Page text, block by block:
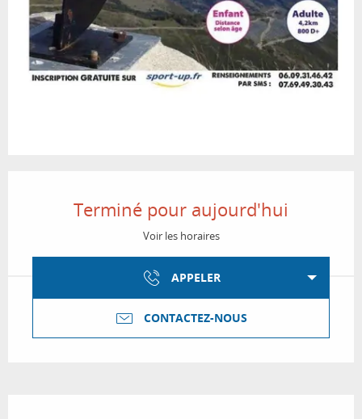
Terminé pour aujourd'hui
Voir les horaires
APPELER
CONTACTEZ-NOUS